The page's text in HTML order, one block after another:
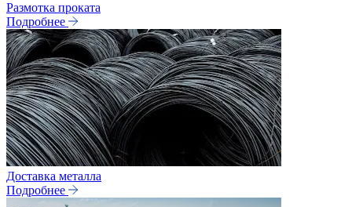
Размотка проката
Подробнее
Доставка металла
Подробнее